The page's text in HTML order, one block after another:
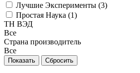
Лучшие Эксперименты (3)
Простая Наука (1)
ТН ВЭД
Все
Страна производитель
Все